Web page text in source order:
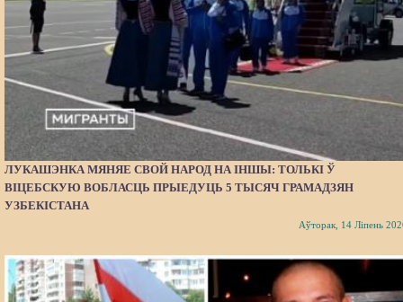
ЛУКАШЭНКА МЯНЯЕ СВОЙ НАРОД НА ІНШЫ: ТОЛЬКІ Ў
ВІЦЕБСКУЮ ВОБЛАСЦЬ ПРЫЕДУЦЬ 5 ТЫСЯЧ ГРАМАДЗЯН
УЗБЕКІСТАНА
Аўторак, 14 Ліпень